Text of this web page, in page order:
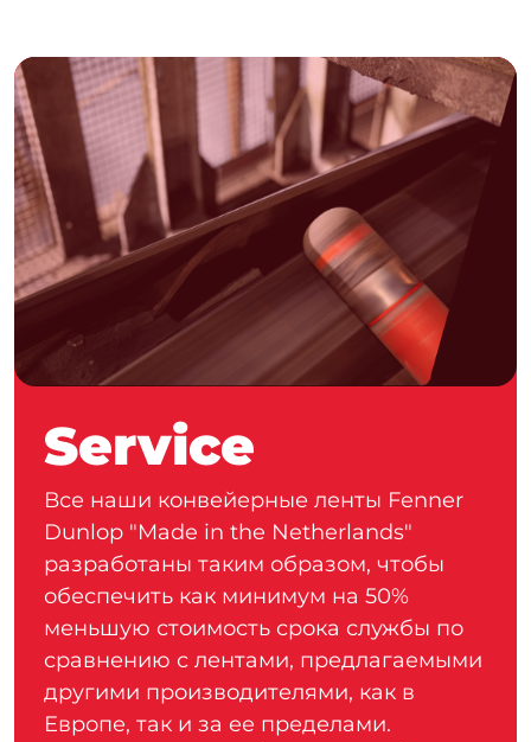
Service
Все наши конвейерные ленты Fenner
Dunlop "Made in the Netherlands"
разработаны таким образом, чтобы
обеспечить как минимум на 50%
меньшую стоимость срока службы по
сравнению с лентами, предлагаемыми
другими производителями, как в
Европе, так и за ее пределами.